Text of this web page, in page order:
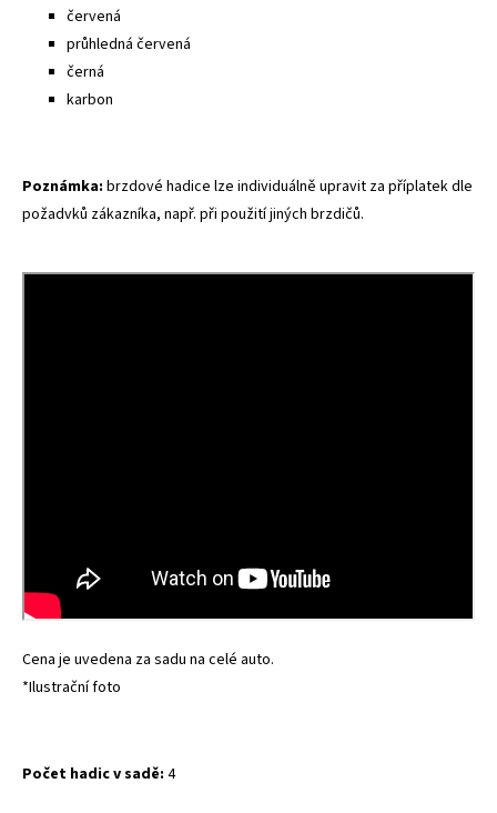
červená
průhledná červená
černá
karbon
Poznámka: brzdové hadice lze individuálně upravit za příplatek dle
požadvků zákazníka, např. při použití jiných brzdičů.
Cena je uvedena za sadu na celé auto.
*Ilustrační foto
Počet hadic v sadě: 4